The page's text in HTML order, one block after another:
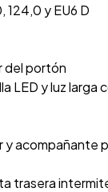
124,0 y EU6 D
del portón
LED y luz larga
acompañante
trasera